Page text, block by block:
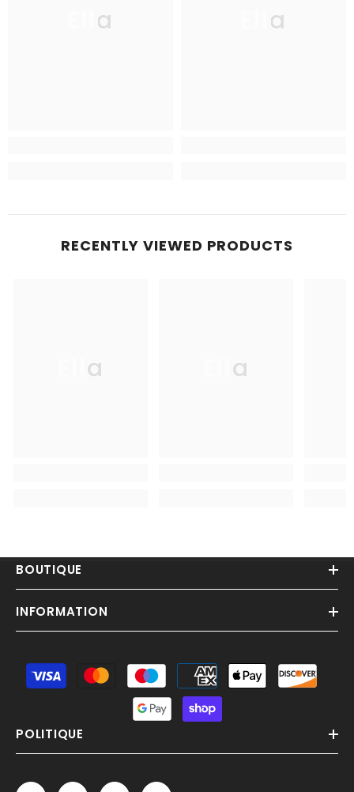
Ella Ella
RECENTLY VIEWED PRODUCTS
Ella Ella
BOUTIQUE
INFORMATION
Moyens
de
POLITIQUE